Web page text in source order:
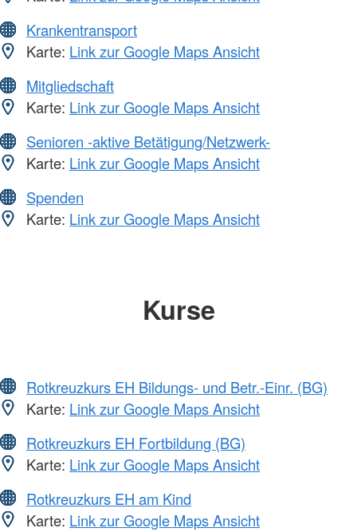
Krankentransport
Karte: Link zur Google Maps Ansicht
Mitgliedschaft
Karte: Link zur Google Maps Ansicht
Senioren -aktive Betätigung/Netzwerk-
Karte: Link zur Google Maps Ansicht
Spenden
Karte: Link zur Google Maps Ansicht
Kurse
Rotkreuzkurs EH Bildungs- und Betr.-Einr. (BG)
Karte: Link zur Google Maps Ansicht
Rotkreuzkurs EH Fortbildung (BG)
Karte: Link zur Google Maps Ansicht
Rotkreuzkurs EH am Kind
Karte: Link zur Google Maps Ansicht